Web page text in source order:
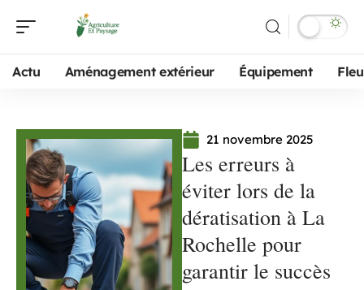
Actu Aménagement extérieur Équipement
21 novembre 2025
Les erreurs à
éviter lors de la
dératisation à La
Rochelle pour
garantir le succès